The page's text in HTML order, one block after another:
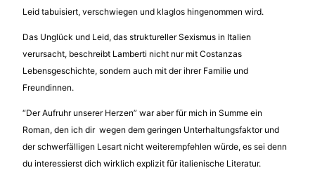
Leid tabuisiert, verschwiegen und klaglos hingenommen wird.
Das Unglück und Leid, das struktureller Sexismus in Italien
verursacht, beschreibt Lamberti nicht nur mit Costanzas
Lebensgeschichte, sondern auch mit der ihrer Familie und
Freundinnen.
“Der Aufruhr unserer Herzen” war aber für mich in Summe ein
Roman, den ich dir wegen dem geringen Unterhaltungsfaktor und
der schwerfälligen Lesart nicht weiterempfehlen würde, es sei denn
du interessierst dich wirklich explizit für italienische Literatur.